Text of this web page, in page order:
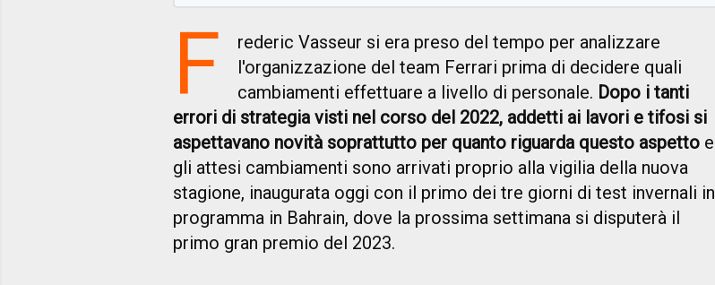
F
rederic Vasseur si era preso del tempo per analizzare
l'organizzazione del team Ferrari prima di decidere quali
cambiamenti effettuare a livello di personale. Dopo i tanti
errori di strategia visti nel corso del 2022, addetti ai lavori e tifosi si
aspettavano novità soprattutto per quanto riguarda questo aspetto e
gli attesi cambiamenti sono arrivati proprio alla vigilia della nuova
stagione, inaugurata oggi con il primo dei tre giorni di test invernali in
programma in Bahrain, dove la prossima settimana si disputerà il
primo gran premio del 2023.